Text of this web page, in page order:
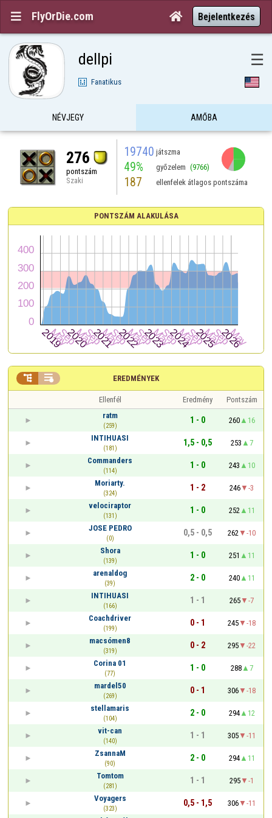
 FlyOrDie.com  Bejelentkezés
dellpi ☰
Fanatikus
NÉVJEGY AMŐBA
276
pontszám
Szaki
19740 játszma
49% győzelem (9766)
187 ellenfelek átlagos pontszáma
PONTSZÁM ALAKULÁSA
EREDMÉNYEK
 
Ellenfél Eredmény
Pontszám
ratm
(259)
1 - 0 260
16
INTIHUASI
(181)
1,5 - 0,5 253
7
Commanders
(114)
1 - 0 243
10
Moriarty.
(324)
1 - 2 246
-3
velociraptor
(131)
1 - 0 252
11
JOSE PEDRO
(0)
0,5 - 0,5 262
-10
Shora
(139)
1 - 0 251
11
arenaldog
(39)
2 - 0 240
11
INTIHUASI
(166)
1 - 1 265
-7
Coachdriver
(199)
0 - 1 245
-18
macsómen8
(319)
0 - 2 295
-22
Corina 01
(77)
1 - 0 288
7
mardel50
(269)
0 - 1 306
-18
stellamaris
(104)
2 - 0 294
12
vit-can
(140)
1 - 1 305
-11
ZsannaM
(90)
2 - 0 294
11
Tomtom
(281)
1 - 1 295
-1
Voyagers
(323)
0,5 - 1,5 306
-11